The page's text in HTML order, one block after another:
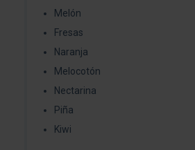
Melón
Fresas
Naranja
Melocotón
Nectarina
Piña
Kiwi